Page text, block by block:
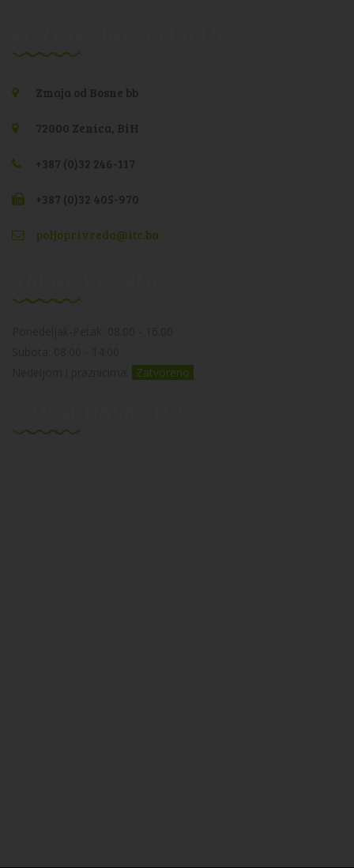
Zmaja od Bosne bb
72000 Zenica, BiH
+387 (0)32 246-117
+387 (0)32 405-970
poljoprivreda@itc.ba
Zatvoreno